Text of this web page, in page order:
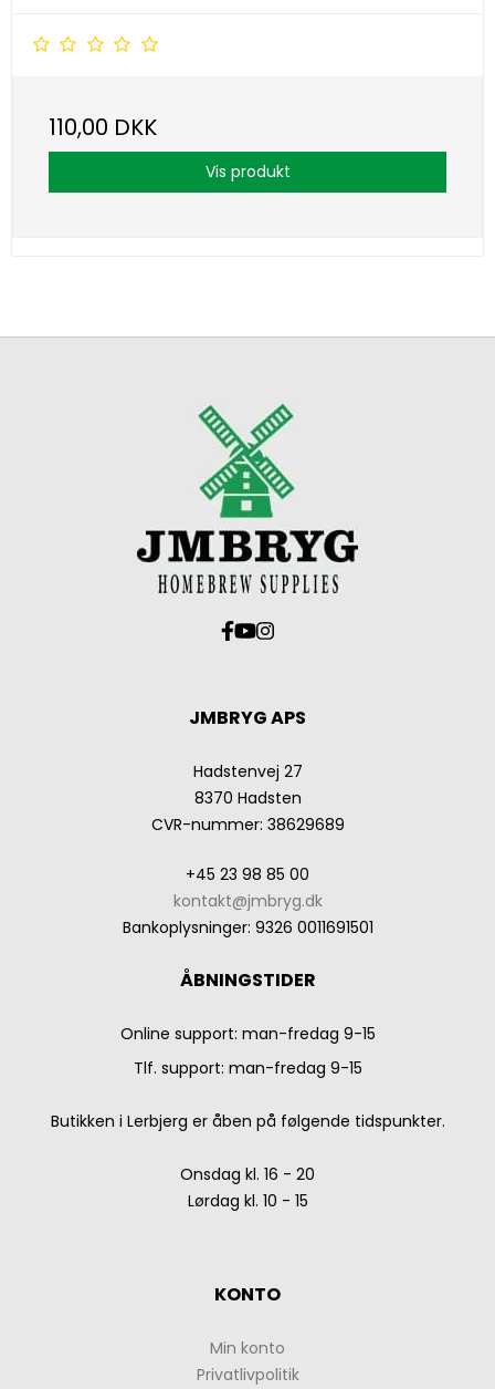
110,00 DKK
Vis produkt
JMBRYG APS
Hadstenvej 27
8370 Hadsten
CVR-nummer: 38629689
+45 23 98 85 00
kontakt@jmbryg.dk
Bankoplysninger: 9326 0011691501
ÅBNINGSTIDER
Online support: man-fredag 9-15
Tlf. support: man-fredag 9-15
Butikken i Lerbjerg er åben på følgende tidspunkter.
Onsdag kl. 16 - 20
Lørdag kl. 10 - 15
KONTO
Min konto
Privatlivpolitik